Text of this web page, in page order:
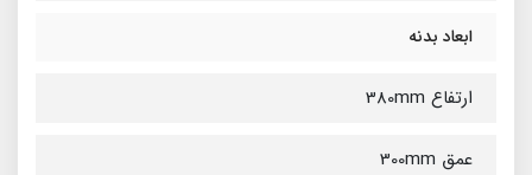
ابعاد بدنه
ارتفاع 380mm
عمق 300mm